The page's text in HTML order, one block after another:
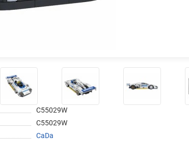
C55029W
C55029W
CaDa
только
банка
выбранный способом